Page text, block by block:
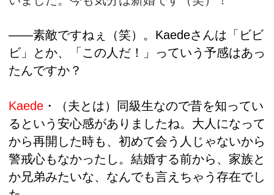
――素敵ですねぇ（笑）。Kaedeさんは「ビビ
ビ」とか、「この人だ！」っていう予感はあっ
たんですか？
Kaede ・（夫とは）同級生なので昔を知ってい
るという安心感がありましたね。大人になって
から再開した時も、初めて会う人じゃないから
警戒心もなかったし。結婚する前から、家族と
か兄弟みたいな、なんでも言えちゃう存在でし